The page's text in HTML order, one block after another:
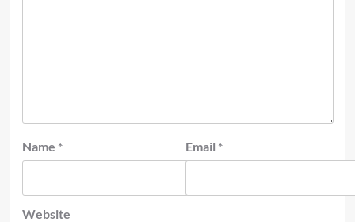
Name * Email *
Website